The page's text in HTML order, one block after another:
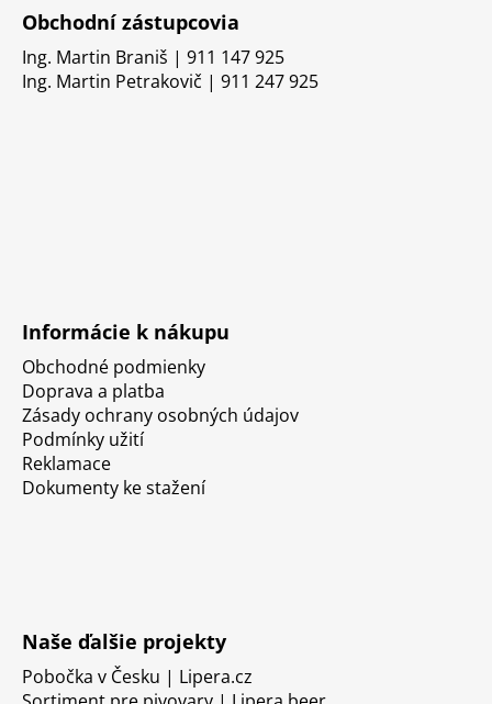
Obchodní zástupcovia
Ing. Martin Braniš | 911 147 925
Ing. Martin Petrakovič | 911 247 925
Informácie k nákupu
Obchodné podmienky
Doprava a platba
Zásady ochrany osobných údajov
Podmínky užití
Reklamace
Dokumenty ke stažení
Naše ďalšie projekty
Pobočka v Česku | Lipera.cz